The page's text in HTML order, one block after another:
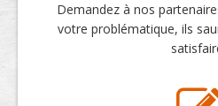
Demandez à nos
votre problématique, ils